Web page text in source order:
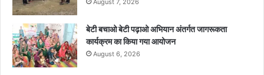
August 7, 2026
बेटी बचाओ बेटी पढ़ाओ अभियान अंतर्गत जागरूकता
कार्यक्रम का किया गया आयोजन
August 6, 2026